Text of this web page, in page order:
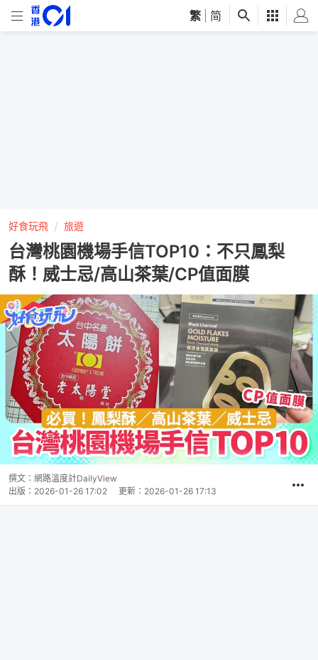
繁 简
好食玩飛 旅遊
台灣桃園機場手信TOP10：不只鳳梨
酥！威士忌/高山茶葉/CP值面膜
撰文： 網路溫度計DailyView
出版： 2026-01-26 17:02 更新： 2026-01-26 17:13